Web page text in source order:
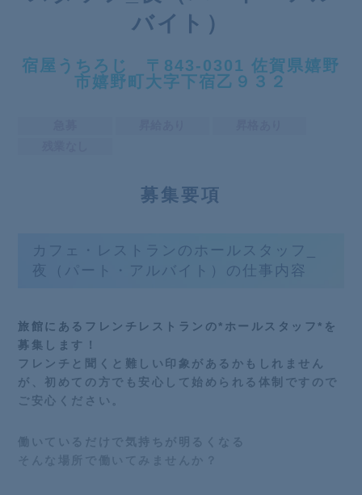
バイト）
宿屋うちろじ 〒843-0301 佐賀県嬉野
市嬉野町大字下宿乙９３２
募 集要項
カフェ・レストランのホールスタッフ_
夜（パート・アルバイト）の仕事内容
旅館にあるフレンチレストランの*ホールスタッフ*を
募集します！
フレンチと聞くと難しい印象があるかもしれません
が、初めての方でも安心して始められる体制ですので
ご安心ください。
働いているだけで気持ちが明るくなる